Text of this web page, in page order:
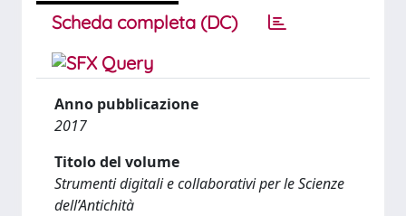
Scheda completa (DC)
Anno pubblicazione
2017
Titolo del volume
Strumenti digitali e collaborativi per le Scienze
dell’Antichità